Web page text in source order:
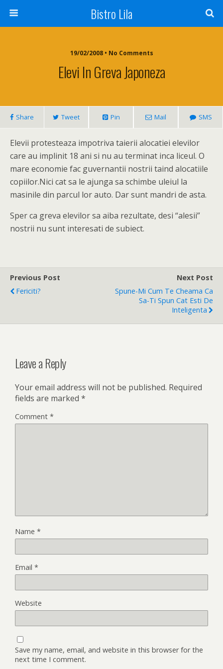
Bistro Lila
19/02/2008 • No Comments
Elevi In Greva Japoneza
Share Tweet Pin Mail SMS
Elevii protesteaza impotriva taierii alocatiei elevilor
care au implinit 18 ani si nu au terminat inca liceul. O
mare economie fac guvernantii nostrii taind alocatiile
copiilor.Nici cat sa le ajunga sa schimbe uleiul la
masinile din parcul lor auto. Dar sunt mandri de asta.
Sper ca greva elevilor sa aiba rezultate, desi “alesii”
nostrii nu sunt interesati de subiect.
Previous Post
Fericiti?
Next Post
Spune-Mi Cum Te Cheama Ca
Sa-Ti Spun Cat Esti De
Inteligenta
Leave a Reply
Your email address will not be published. Required
fields are marked *
Comment *
Name *
Email *
Website
Save my name, email, and website in this browser for the
next time I comment.